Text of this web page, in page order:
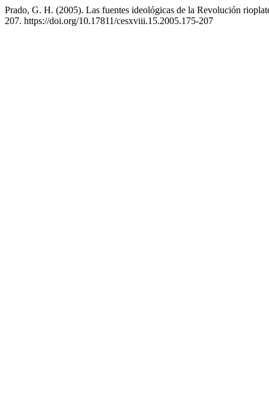
Prado, G. H. (2005). Las fuentes ideológicas de la Revolución
207. https://doi.org/10.17811/cesxviii.15.2005.175-207